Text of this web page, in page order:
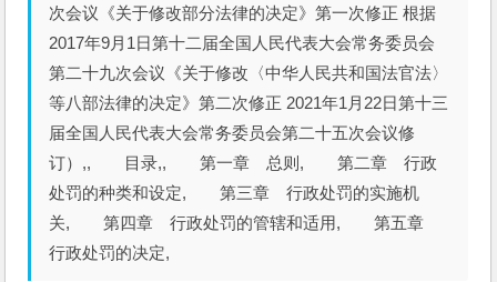
次会议《关于修改部分法律的决定》第一次修正 根据
2017年9月1日第十二届全国人民代表大会常务委员会
第二十九次会议《关于修改〈中华人民共和国法官法〉
等八部法律的决定》第二次修正 2021年1月22日第十三
届全国人民代表大会常务委员会第二十五次会议修
订）,, 目录,, 第一章 总则, 第二章 行政
处罚的种类和设定, 第三章 行政处罚的实施机
关, 第四章 行政处罚的管辖和适用, 第五章
行政处罚的决定,